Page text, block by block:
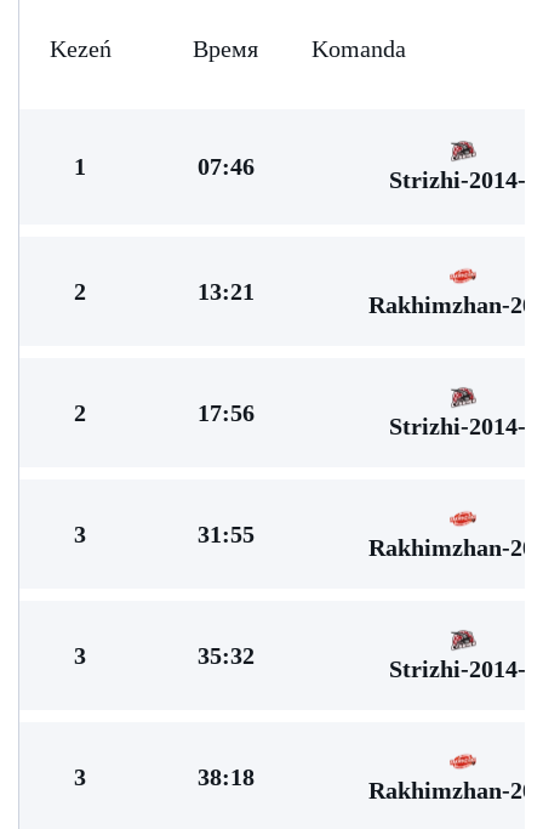
Kezeń Время Komanda
1 07:46
Strizhi-2014-1
2 13:21
Rakhimzhan-
2 17:56
Strizhi-2014-1
3 31:55
Rakhimzhan-
3 35:32
Strizhi-2014-1
3 38:18
Rakhimzhan-